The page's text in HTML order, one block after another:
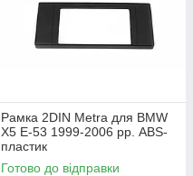
Рамка 2DIN Metra для BMW
X5 E-53 1999-2006 рр. ABS-
пластик
Готово до відправки